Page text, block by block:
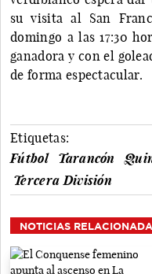
su visita al San
domingo a las 17:30
ganadora y con el
de forma espectacular.
Etiquetas:
Fútbol
Tarancón
Tercera División
NOTICIAS